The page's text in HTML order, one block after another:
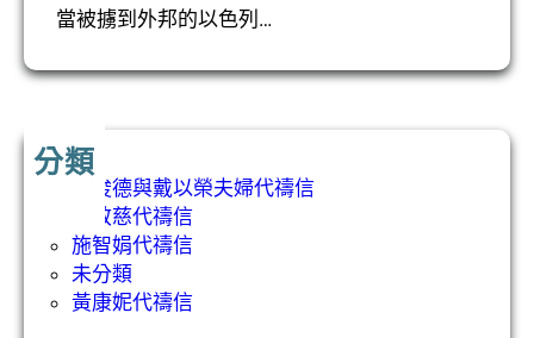
當被擄到外邦的以色列…
分類
吳俊德與戴以榮夫婦代禱信
張敬慈代禱信
施智娟代禱信
未分類
黃康妮代禱信